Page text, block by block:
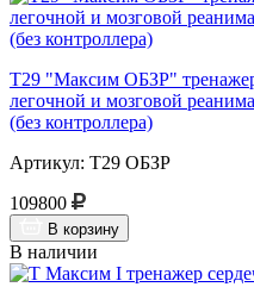
Т29 "Максим ОБЗР"
легочной и мозговой
(без контроллера)
Артикул: Т29 ОБЗР
109800
В корзину
В наличии